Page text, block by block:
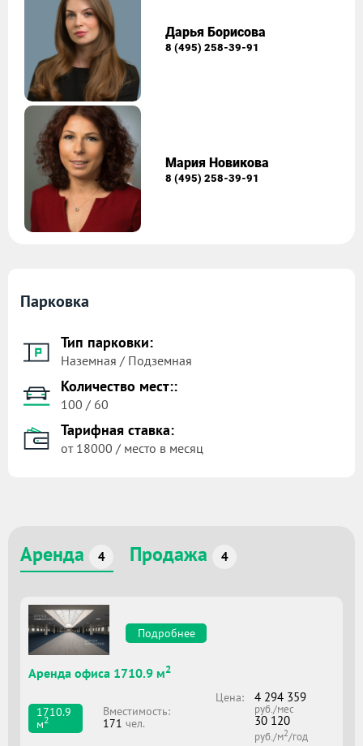
Дарья Борисова
8 (495) 258-39-91
Мария Новикова
8 (495) 258-39-91
Парковка
Тип парковки:
Наземная / Подземная
Количество мест::
100 / 60
Тарифная ставка:
от 18000 / место в месяц
Аренда 4 Продажа 4
Подробнее
Аренда офиса 1710.9 м2
1710.9
м2
Вместимоcть:
171 чел.
Цена: 4 294 359
руб./мес
30 120
руб./м2/год